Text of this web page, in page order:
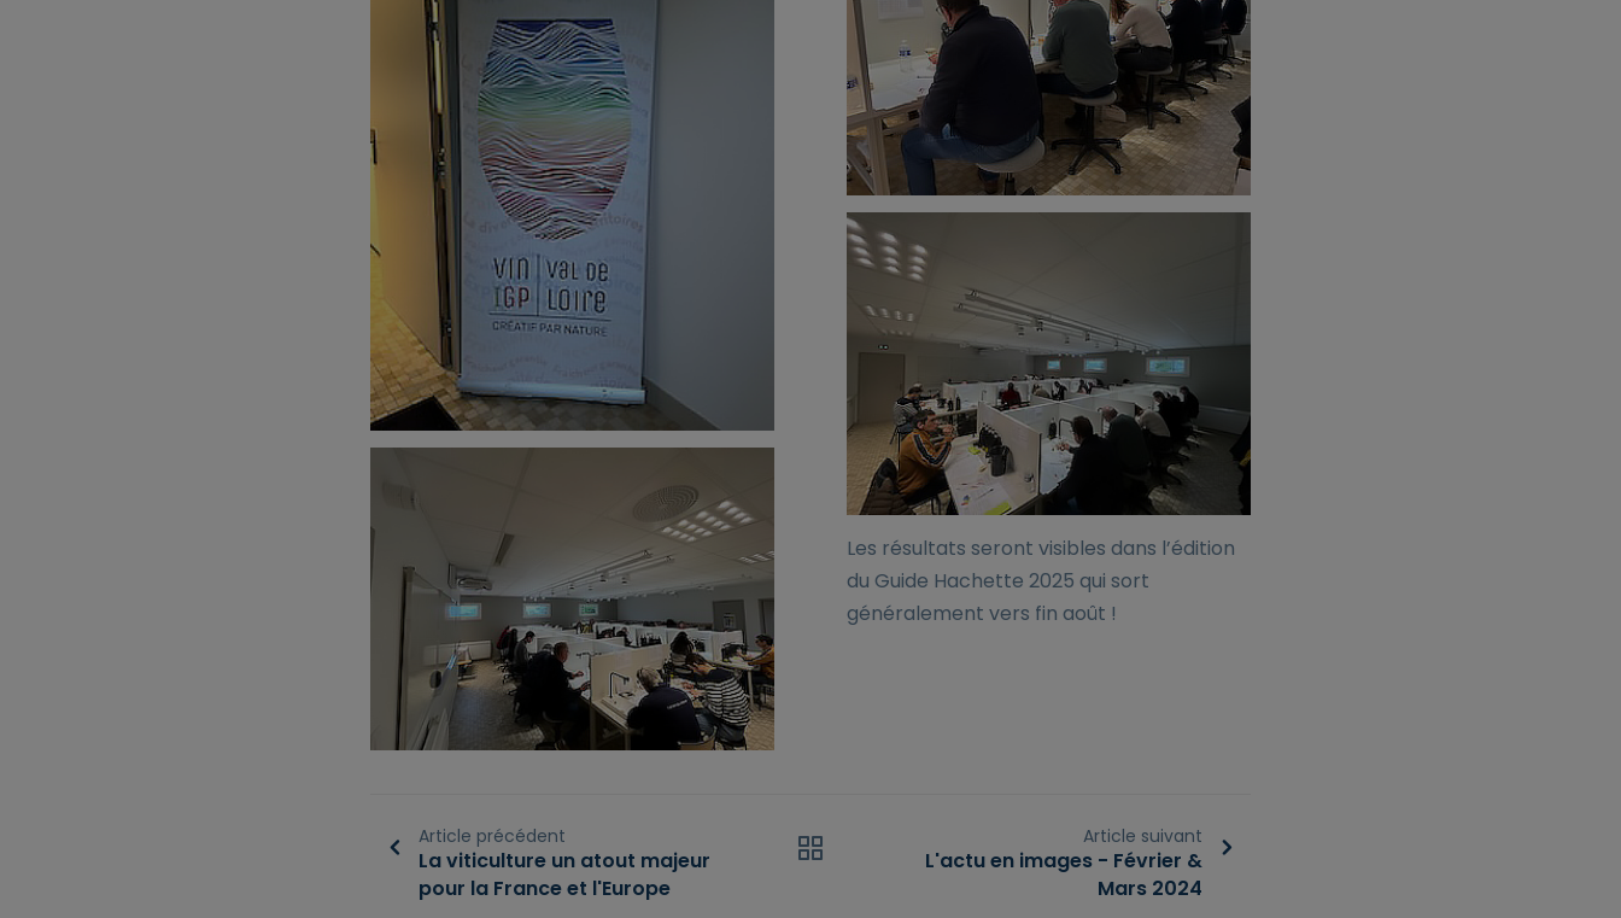
Les résultats seront visibles dans l’édition
du Guide Hachette 2025 qui sort
généralement vers fin août !
Article précédent
La viticulture un atout majeur
pour la France et l'Europe
Article suivant
L'actu en images - Février &
Mars 2024